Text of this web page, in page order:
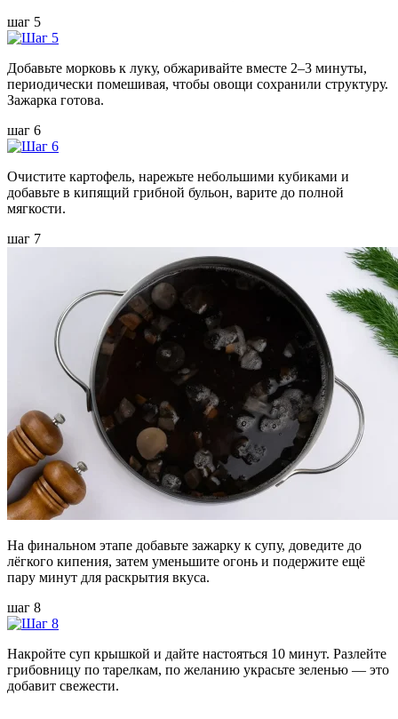
шаг 5
Добавьте морковь к луку, обжаривайте вместе 2–3 минуты,
периодически помешивая, чтобы овощи сохранили структуру.
Зажарка готова.
шаг 6
Очистите картофель, нарежьте небольшими кубиками и
добавьте в кипящий грибной бульон, варите до полной
мягкости.
шаг 7
На финальном этапе добавьте зажарку к супу, доведите до
лёгкого кипения, затем уменьшите огонь и подержите ещё
пару минут для раскрытия вкуса.
шаг 8
Накройте суп крышкой и дайте настояться 10 минут. Разлейте
грибовницу по тарелкам, по желанию украсьте зеленью — это
добавит свежести.